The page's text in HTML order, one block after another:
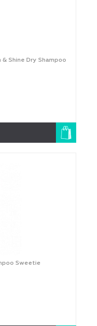
Shine Dry Shampoo
Sweetie